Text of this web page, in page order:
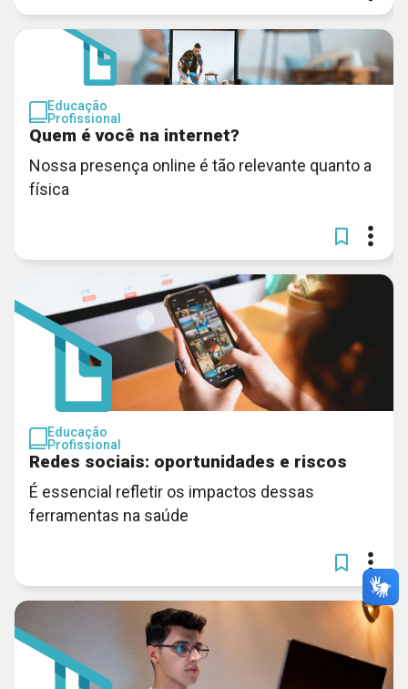
Educação
Profissional
Quem é você na internet?
Nossa presença online é tão relevante quanto a
física
Educação
Profissional
Redes sociais: oportunidades e riscos
É essencial refletir os impactos dessas
ferramentas na saúde